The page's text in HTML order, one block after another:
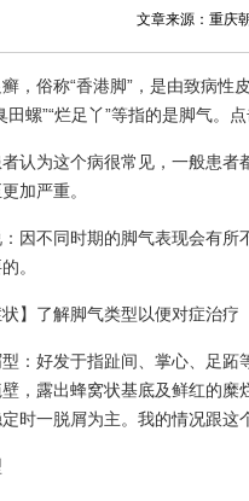
文章来源：重庆
俗称“香港脚”，是由致病性
田螺”“烂足丫”等指的是脚气。
为这个病很常见，一般患者
加严重。
不同时期的脚气表现会有所
。
了解脚气类型以便对症治疗
好发于指趾间、掌心、足跖等
，露出蜂窝状基底及鲜红的
时一脱屑为主。我的情况跟